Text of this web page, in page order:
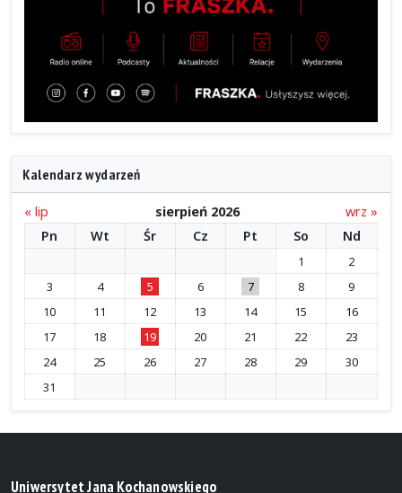
Kalendarz wydarzeń
« lip sierpień 2026
wrz »
Pn
Wt Śr Cz Pt So Nd
1
2
3
4 5 6 7 8
9
10
11 12 13 14 15
16
17
18 19 20 21 22
23
24
25 26 27 28 29
30
31
Uniwersytet Jana Kochanowskiego